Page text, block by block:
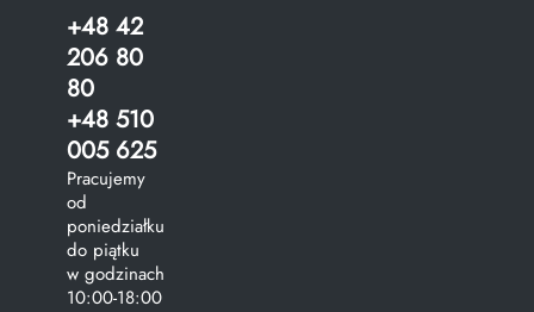
+48 42
206 80
80
+48 510
005 625
Pracujemy
od
poniedziałku
do piątku
w godzinach
10:00-18:00